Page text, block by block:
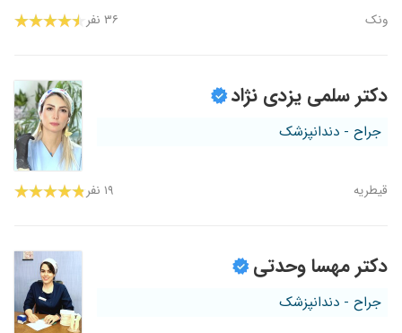
ونک ۳۶ نفر
دکتر سلمی یزدی نژاد
جراح - دندانپزشک
قیطریه ۱۹ نفر
دکتر مهسا وحدتی
جراح - دندانپزشک